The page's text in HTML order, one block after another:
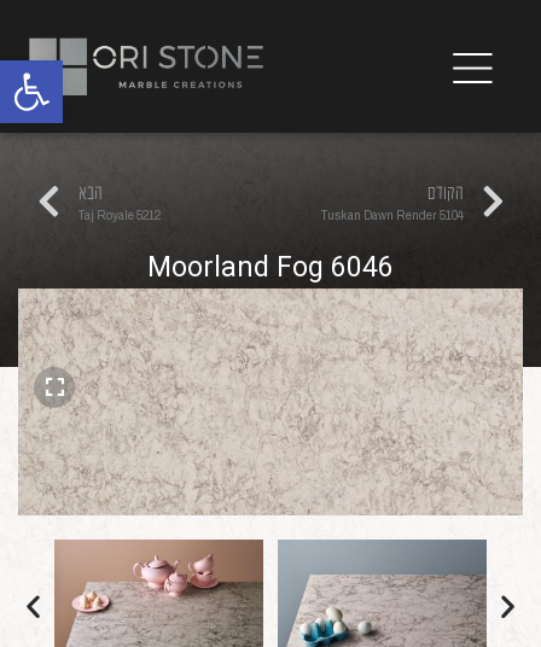
הקודם
5104 Tuskan Dawn Render
הבא
5212 Taj Royale
6046 Moorland Fog